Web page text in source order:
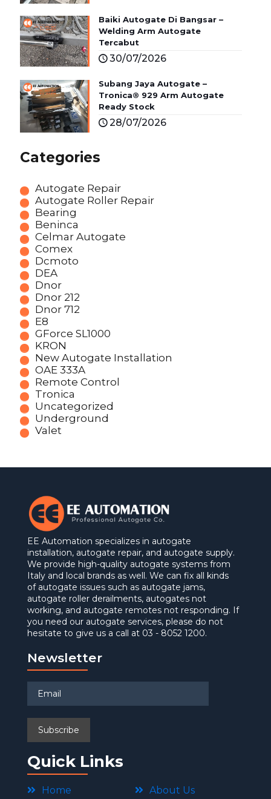
Baiki Autogate Di Bangsar –
Welding Arm Autogate
Tercabut
30/07/2026
Subang Jaya Autogate –
Tronica® 929 Arm Autogate
Ready Stock
28/07/2026
Categories
Autogate Repair
Autogate Roller Repair
Bearing
Beninca
Celmar Autogate
Comex
Dcmoto
DEA
Dnor
Dnor 212
Dnor 712
E8
GForce SL1000
KRON
New Autogate Installation
OAE 333A
Remote Control
Tronica
Uncategorized
Underground
Valet
EE Automation specializes in autogate
installation, autogate repair, and autogate supply.
We provide high-quality autogate systems from
Italy and local brands as well. We can fix all kinds
of autogate issues such as autogate jams,
autogate roller derailments, autogates not
working, and autogate remotes not responding. If
you need our autogate services, please do not
hesitate to give us a call at 03 - 8052 1200.
Newsletter
Quick Links
Home About Us